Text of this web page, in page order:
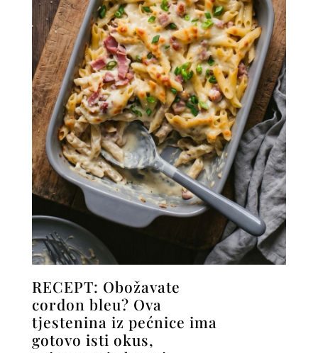
RECEPT: Obožavate
cordon bleu? Ova
tjestenina iz pećnice ima
gotovo isti okus,